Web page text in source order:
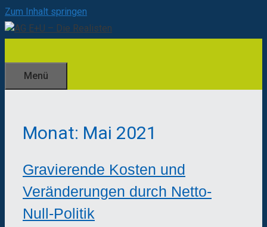
Zum Inhalt springen
Menü
Monat: Mai 2021
Gravierende Kosten und
Veränderungen durch Netto-
Null-Politik